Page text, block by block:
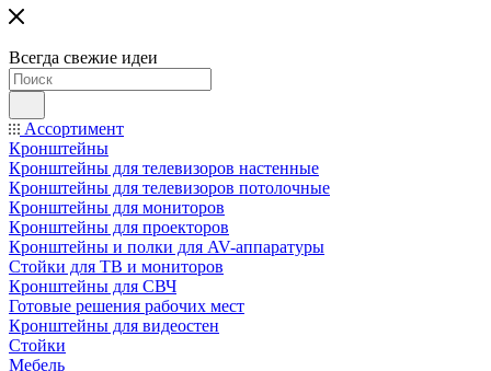
Всегда свежие идеи
Ассортимент
Кронштейны
Кронштейны для телевизоров настенные
Кронштейны для телевизоров потолочные
Кронштейны для мониторов
Кронштейны для проекторов
Кронштейны и полки для AV-аппаратуры
Стойки для ТВ и мониторов
Кронштейны для СВЧ
Готовые решения рабочих мест
Кронштейны для видеостен
Стойки
Мебель